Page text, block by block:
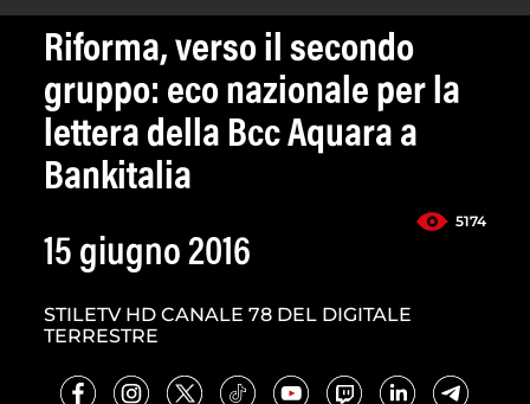
Riforma, verso il secondo
gruppo: eco nazionale per la
lettera della Bcc Aquara a
Bankitalia
5174
15 giugno 2016
STILETV HD CANALE 78 DEL DIGITALE
TERRESTRE